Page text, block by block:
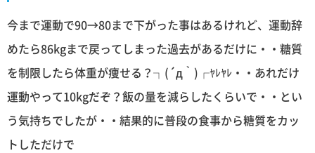
今まで運動で90→80まで下がった事はあるけれど、運動辞
めたら86kgまで戻ってしまった過去があるだけに・・糖質
を制限したら体重が痩せる？┐(´д｀)┌ﾔﾚﾔﾚ・・あれだけ
運動やって10kgだぞ？飯の量を減らしたくらいで・・とい
う気持ちでしたが・・結果的に普段の食事から糖質をカッ
トしただけで